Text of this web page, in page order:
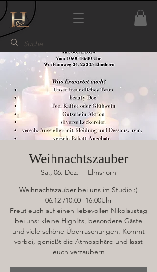
Weihnachtszauber
Sa., 06. Dez.
  |
Elmshorn
Weihnachtszauber bei uns im Studio :)
06.12 /10:00 -16:00Uhr
Freut euch auf einen liebevollen Nikolaustag
bei uns: kleine Highlits, besondere Gäste
und viele schöne Überraschungen. Kommt
vorbei, genießt die Atmosphäre und lasst
euch verzaubern